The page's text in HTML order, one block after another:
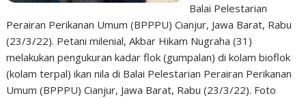
Balai Pelestarian
Perairan Perikanan Umum (BPPPU) Cianjur, Jawa Barat, Rabu
(23/3/22). Petani milenial, Akbar Hikam Nugraha (31)
melakukan pengukuran kadar flok (gumpalan) di kolam bioflok
(kolam terpal) ikan nila di Balai Pelestarian Perairan Perikanan
Umum (BPPPU) Cianjur, Jawa Barat, Rabu (23/3/22). Foto